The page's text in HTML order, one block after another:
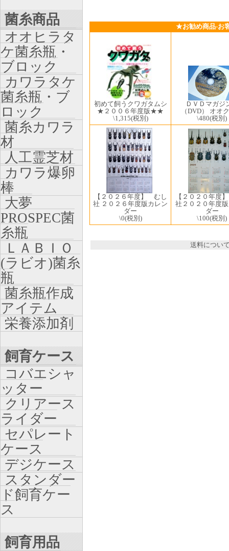
★お勧め商品-お
初めて飼うクワガタムシ
★２００６年度版★★
\1,315(税別)
ＤＶＤマガジ
（DVD） オオ
\480(税別)
【２０２６年度】 むし
社 ２０２６年度版カレン
ダー
\0(税別)
【２０２０年度
社２０２０年度
ダー
\100(税別)
送料につい
菌糸商品
オオヒラタ
ケ菌糸瓶・
ブロック
カワラタケ
菌糸瓶・ブ
ロック
菌糸カワラ
材
人工霊芝材
カワラ爆卵
棒
大夢
PROSPEC菌
糸瓶
ＬＡＢＩＯ
(ラビオ)菌糸
瓶
菌糸瓶作成
アイテム
栄養添加剤
飼育ケース
コバエシャ
ッター
クリアース
ライダー
セパレート
ケース
デジケース
スタンダー
ド飼育ケー
ス
飼育用品